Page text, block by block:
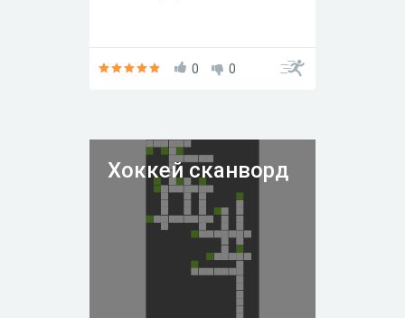
0 0
Хоккей сканворд